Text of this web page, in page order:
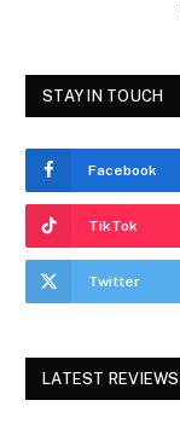
STAY IN TOUCH
Facebook
TikTok
Twitter
LATEST REVIEWS